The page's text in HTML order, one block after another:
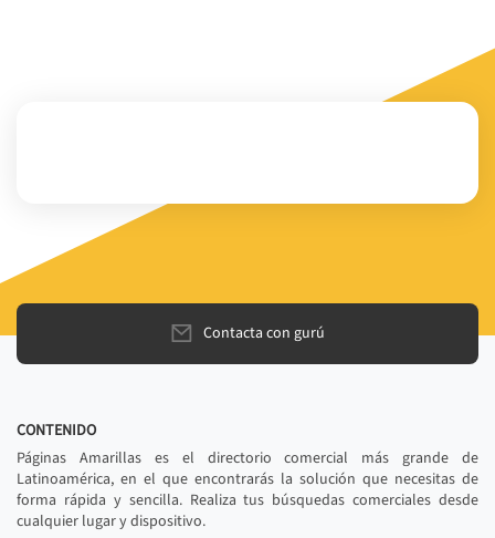
Contacta con gurú
CONTENIDO
Páginas Amarillas es el directorio comercial más grande de
Latinoamérica, en el que encontrarás la solución que necesitas de
forma rápida y sencilla. Realiza tus búsquedas comerciales desde
cualquier lugar y dispositivo.